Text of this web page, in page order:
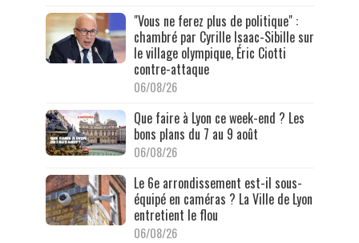
"Vous ne ferez plus de politique" :
chambré par Cyrille Isaac-Sibille sur
le village olympique, Éric Ciotti
contre-attaque
06/08/26
Que faire à Lyon ce week-end ? Les
bons plans du 7 au 9 août
06/08/26
Le 6e arrondissement est-il sous-
équipé en caméras ? La Ville de Lyon
entretient le flou
06/08/26